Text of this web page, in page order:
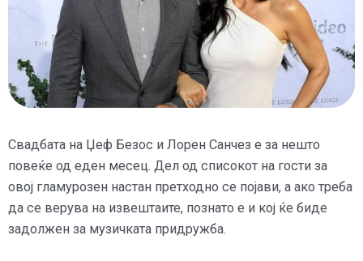
Свадбата на Џеф Безос и Лорен Санчез е за нешто
повеќе од еден месец. Дел од списокот на гости за
овој гламурозен настан претходно се појави, а ако треба
да се верува на извештаите, познато е и кој ќе биде
задолжен за музичката придружба.